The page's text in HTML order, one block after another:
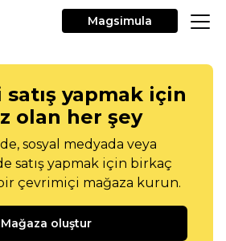
Magsimula
yapmak için
olan her şey
sosyal medyada veya
satış yapmak için birkaç
çevrimiçi mağaza kurun.
Mağaza oluştur